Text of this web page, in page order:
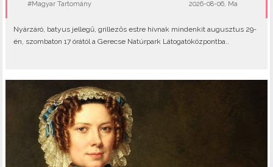
#Magyar Tartomány 2026-08-06, Ma
Nyárzáró, batyus jellegű, grillezős estre hívnak mindenkit augusztus 29-
én, szombaton 17 órától a Gerecse Natúrpark Látogatóközpontba..